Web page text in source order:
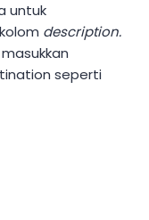
untuk
description.
seperti